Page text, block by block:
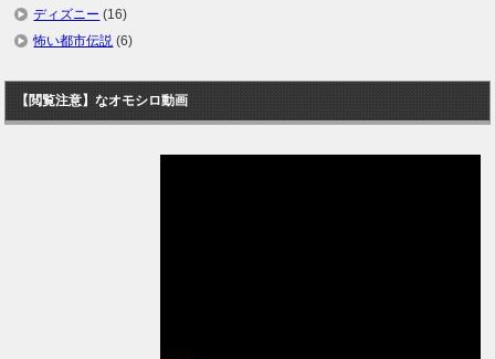
ディズニー (16)
怖い都市伝説 (6)
【閲覧注意】なオモシロ動画